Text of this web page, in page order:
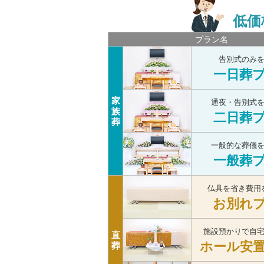
低
プラン名
家
族
葬
告別式のみ
一日葬
通夜・告別式
二日葬
一般的な葬儀
一般葬
直
葬
仏具を省き費用
お別れ
施設預かりで自
ホール安